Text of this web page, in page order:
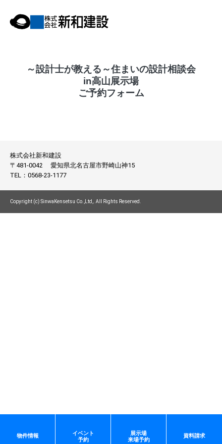
～設計士が教える～住まいの設計相談会
in高山展示場
ご予約フォーム
株式会社新和建設
〒481-0042
愛知県北名古屋市野崎山神15
TEL： 0568-23-1177
Copyright (c) SinwaKensetsu Co.,Ltd,. All Rights Reserved.
物件情報
イベント
予約
展示場
来場予約
資料請求